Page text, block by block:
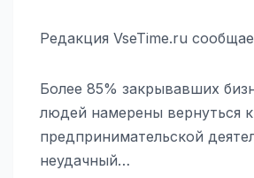
Редакция VseTime.ru
Более 85% закрывавших
людей намерены вернуться к
предпринимательской
неудачный…